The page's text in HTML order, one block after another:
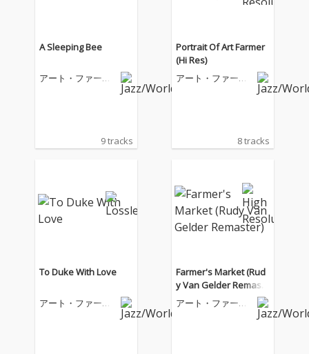
A Sleeping Bee
アート・ファーマ
9 tracks
Portrait Of Art Farmer
(Hi Res)
アート・ファーマ
8 tracks
To Duke With Love
アート・ファーマ
Farmer's Market (Rud
y Van Gelder Remaste
r)
アート・ファーマ